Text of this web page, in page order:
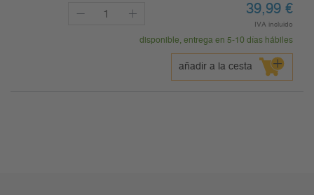
39,99 €
IVA incluido
disponible, entrega en 5-10 días hábiles
añadir a la cesta